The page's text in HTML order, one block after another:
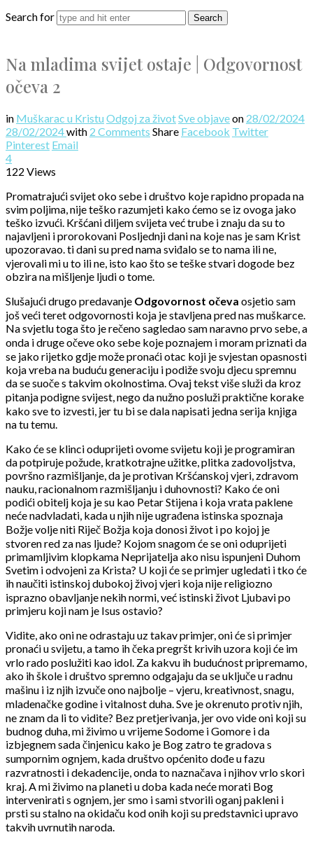
Search for
Na mladima svijet ostaje | Odgovornost
očeva 2
in Muškarac u Kristu Odgoj za životSve objaveon 28/02/2024
28/02/2024with 2 Comments Share Facebook Twitter
Pinterest Email
4
122 Views
Promatrajući svijet oko sebe i društvo koje rapidno propada na
svim poljima, nije teško razumjeti kako ćemo se iz ovoga jako
teško izvući. Kršćani diljem svijeta već trube i znaju da su to
najavljeni i prorokovani Posljednji dani na koje nas je sam Krist
upozoravao. ti dani su pred nama sviđalo se to nama ili ne,
vjerovali mi u to ili ne, isto kao što se teške stvari dogode bez
obzira na mišljenje ljudi o tome.
Slušajući drugo predavanje Odgovornost očeva osjetio sam
još veći teret odgovornosti koja je stavljena pred nas muškarce.
Na svjetlu toga što je rečeno sagledao sam naravno prvo sebe, a
onda i druge očeve oko sebe koje poznajem i moram priznati da
se jako rijetko gdje može pronaći otac koji je svjestan opasnosti
koja vreba na buduću generaciju i podiže svoju djecu spremnu
da se suoče s takvim okolnostima. Ovaj tekst više služi da kroz
pitanja podigne svijest, nego da nužno posluži praktične korake
kako sve to izvesti, jer tu bi se dala napisati jedna serija knjiga
na tu temu.
Kako će se klinci oduprijeti ovome svijetu koji je programiran
da potpiruje požude, kratkotrajne užitke, plitka zadovoljstva,
površno razmišljanje, da je protivan Kršćanskoj vjeri, zdravom
nauku, racionalnom razmišljanju i duhovnosti? Kako će oni
podići obitelj koja je su kao Petar Stijena i koja vrata paklene
neće nadvladati, kada u njih nije ugrađena istinska spoznaja
Božje volje niti Riječ Božja koja donosi život i po kojoj je
stvoren red za nas ljude? Kojom snagom će se oni oduprijeti
primamljivim klopkama Neprijatelja ako nisu ispunjeni Duhom
Svetim i odvojeni za Krista? U koji će se primjer ugledati i tko će
ih naučiti istinskoj dubokoj živoj vjeri koja nije religiozno
isprazno obavljanje nekih normi, već istinski život Ljubavi po
primjeru koji nam je Isus ostavio?
Vidite, ako oni ne odrastaju uz takav primjer, oni će si primjer
pronaći u svijetu, a tamo ih čeka pregršt krivih uzora koji će im
vrlo rado poslužiti kao idol. Za kakvu ih budućnost pripremamo,
ako ih škole i društvo spremno odgajaju da se uključe u radnu
mašinu i iz njih izvuče ono najbolje – vjeru, kreativnost, snagu,
mladenačke godine i vitalnost duha. Sve je okrenuto protiv njih,
ne znam da li to vidite? Bez pretjerivanja, jer ovo vide oni koji su
budnog duha, mi živimo u vrijeme Sodome i Gomore i da
izbjegnem sada činjenicu kako je Bog zatro te gradova s
sumpornim ognjem, kada društvo općenito dođe u fazu
razvratnosti i dekadencije, onda to naznačava i njihov vrlo skori
kraj. A mi živimo na planeti u doba kada neće morati Bog
intervenirati s ognjem, jer smo i sami stvorili oganj pakleni i
prsti su stalno na okidaču kod onih koji su predstavnici upravo
takvih uvrnutih naroda.